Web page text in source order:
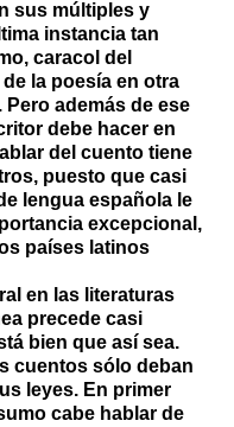
sus múltiples y
instancia tan
caracol del
la poesía en otra
además de ese
debe hacer en
del cuento tiene
puesto que casi
lengua española le
excepcional,
países latinos
en las literaturas
precede casi
bien que así sea.
cuentos sólo deban
leyes. En primer
cabe hablar de